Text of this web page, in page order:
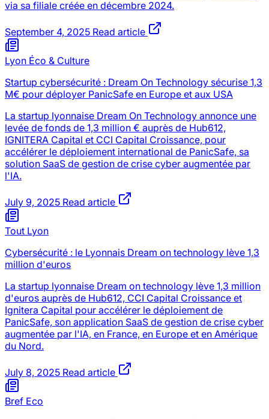
via sa filiale créée en décembre 2024.
September 4, 2025 Read article
Lyon Éco & Culture
Startup cybersécurité : Dream On Technology sécurise 1,3
M€ pour déployer PanicSafe en Europe et aux USA
La startup lyonnaise Dream On Technology annonce une
levée de fonds de 1,3 million € auprès de Hub612,
IGNITERA Capital et CCI Capital Croissance, pour
accélérer le déploiement international de PanicSafe, sa
solution SaaS de gestion de crise cyber augmentée par
l'IA.
July 9, 2025 Read article
Tout Lyon
Cybersécurité : le Lyonnais Dream on technology lève 1,3
million d'euros
La startup lyonnaise Dream on technology lève 1,3 million
d'euros auprès de Hub612, CCI Capital Croissance et
Ignitera Capital pour accélérer le déploiement de
PanicSafe, son application SaaS de gestion de crise cyber
augmentée par l'IA, en France, en Europe et en Amérique
du Nord.
July 8, 2025 Read article
Bref Eco